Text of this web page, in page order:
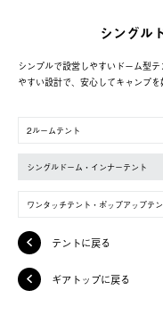
シングル
シンプルで設営しやすいドーム型
やすい設計で、安心してキャンプを
2ルームテント
シングルドーム・インナーテント
ワンタッチテント・ポップアップテ
テントに戻る
ギアトップに戻る